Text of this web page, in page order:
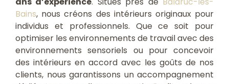
Bains, nous créons des intérieurs originaux pour
individus et professionnels. Que ce soit pour
optimiser les environnements de travail avec des
environnements sensoriels ou pour concevoir
des intérieurs en accord avec les goûts de nos
clients, nous garantissons un accompagnement